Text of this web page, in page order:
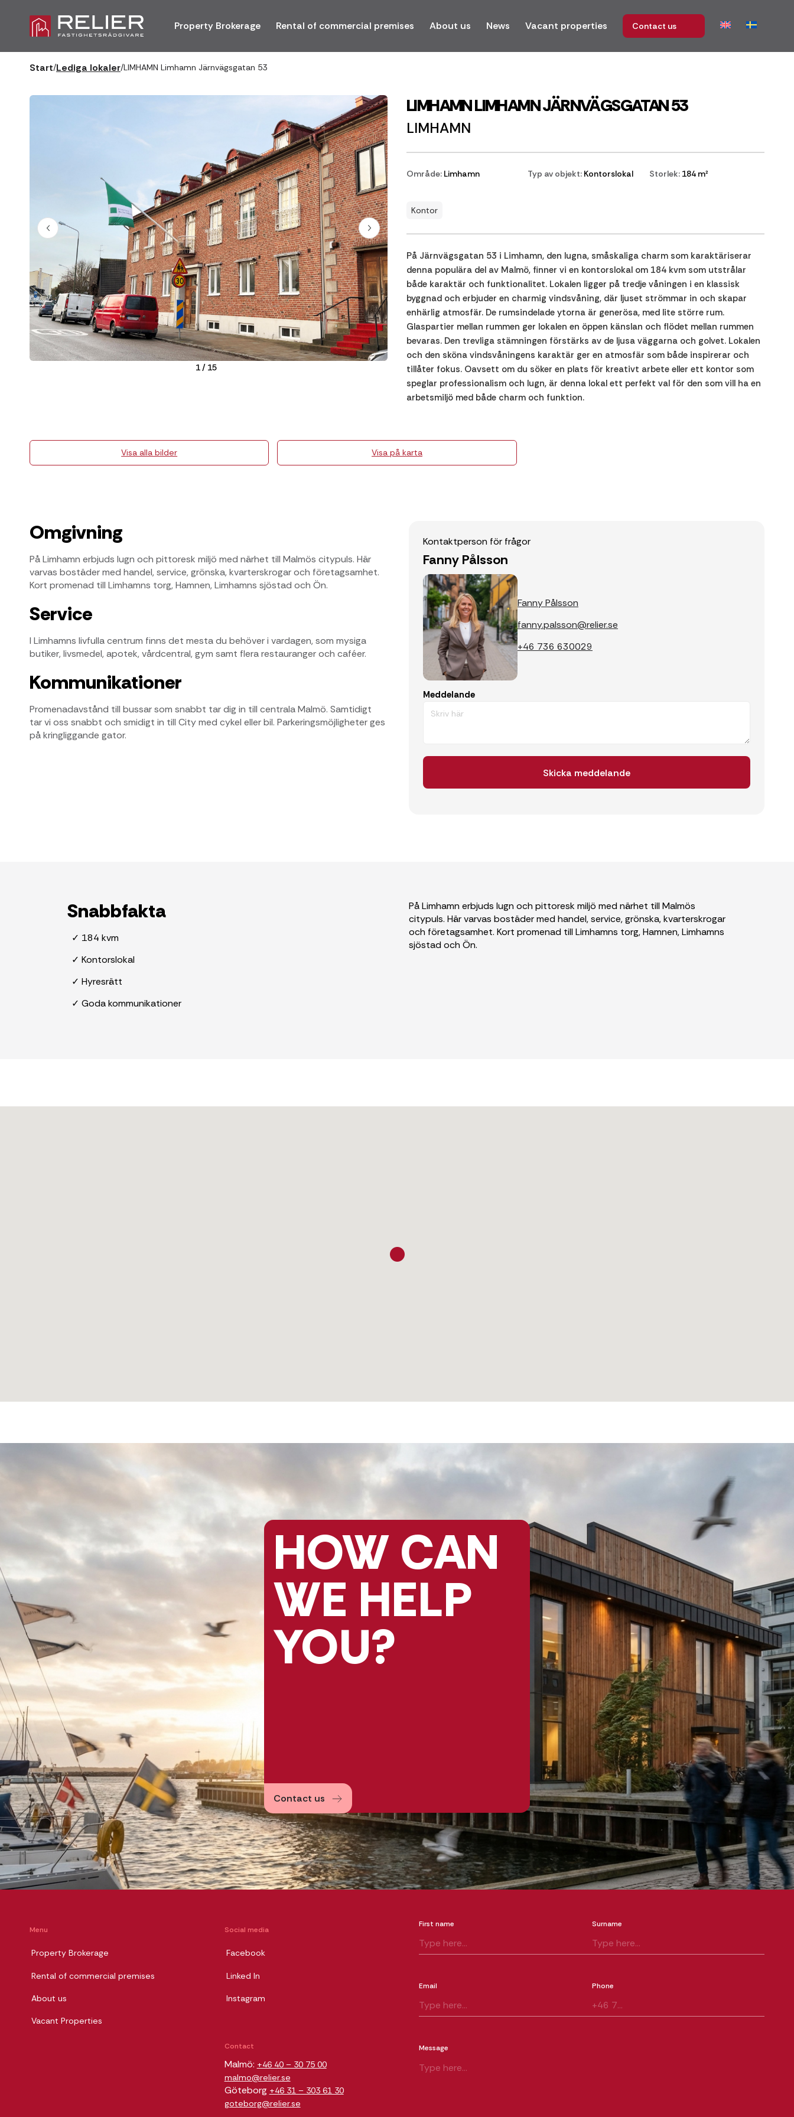
Property Brokerage Rental of commercial premises About us News Vacant properties Contact us
Start/Lediga lokaler/LIMHAMN Limhamn Järnvägsgatan 53
1/ 15
LIMHAMN LIMHAMN JÄRNVÄGSGATAN 53
LIMHAMN
Område: Limhamn Typ av objekt: Kontorslokal Storlek:184 m²
Kontor
På Järnvägsgatan 53 i Limhamn, den lugna, småskaliga charm som karaktäriserar
denna populära del av Malmö, finner vi en kontorslokal om 184 kvm som utstrålar
både karaktär och funktionalitet. Lokalen ligger på tredje våningen i en klassisk
byggnad och erbjuder en charmig vindsvåning, där ljuset strömmar in och skapar
enhärlig atmosfär. De rumsindelade ytorna är generösa, med lite större rum.
Glaspartier mellan rummen ger lokalen en öppen känslan och flödet mellan rummen
bevaras. Den trevliga stämningen förstärks av de ljusa väggarna och golvet. Lokalen
och den sköna vindsvåningens karaktär ger en atmosfär som både inspirerar och
tillåter fokus. Oavsett om du söker en plats för kreativt arbete eller ett kontor som
speglar professionalism och lugn, är denna lokal ett perfekt val för den som vill ha en
arbetsmiljö med både charm och funktion.
Visa alla bilder Visa på karta
Omgivning
På Limhamn erbjuds lugn och pittoresk miljö med närhet till Malmös citypuls. Här
varvas bostäder med handel, service, grönska, kvarterskrogar och företagsamhet.
Kort promenad till Limhamns torg, Hamnen, Limhamns sjöstad och Ön.
Service
I Limhamns livfulla centrum finns det mesta du behöver i vardagen, som mysiga
butiker, livsmedel, apotek, vårdcentral, gym samt flera restauranger och caféer.
Kommunikationer
Promenadavstånd till bussar som snabbt tar dig in till centrala Malmö. Samtidigt
tar vi oss snabbt och smidigt in till City med cykel eller bil. Parkeringsmöjligheter ges
på kringliggande gator.
Kontaktperson för frågor
Fanny Pålsson
Fanny Pålsson
fanny.palsson@relier.se
+46 736 630029
Meddelande
Snabbfakta
✓ 184 kvm
✓ Kontorslokal
✓ Hyresrätt
✓ Goda kommunikationer
På Limhamn erbjuds lugn och pittoresk miljö med närhet till Malmös
citypuls. Här varvas bostäder med handel, service, grönska, kvarterskrogar
och företagsamhet. Kort promenad till Limhamns torg, Hamnen, Limhamns
sjöstad och Ön.
HOW CAN
WE HELP
YOU?
Contact us
Menu
Property Brokerage
Rental of commercial premises
About us
Vacant Properties
Social media
Facebook
Linked In
Instagram
Contact
Malmö: +46 40 – 30 75 00
malmo@relier.se
Göteborg +46 31 – 303 61 30
goteborg@relier.se
First name Surname
Email Phone
Message